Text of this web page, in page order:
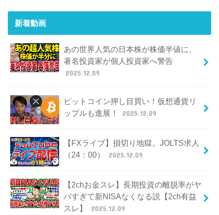
新着動画
あの世界人気の日本株が株価半値に、
著名投資家が個人投資家へ警告
2025.12.09
ビットコイン押し目買い！仮想通貨リ
ップルも進展！
2025.12.09
【FXライブ】損切り地獄。JOLTS求人
（24：00）
2025.12.09
【2chお金スレ】長期投資の離脱率がヤ
バすぎて新NISAなくなる説【2ch有益
スレ】
2025.12.09